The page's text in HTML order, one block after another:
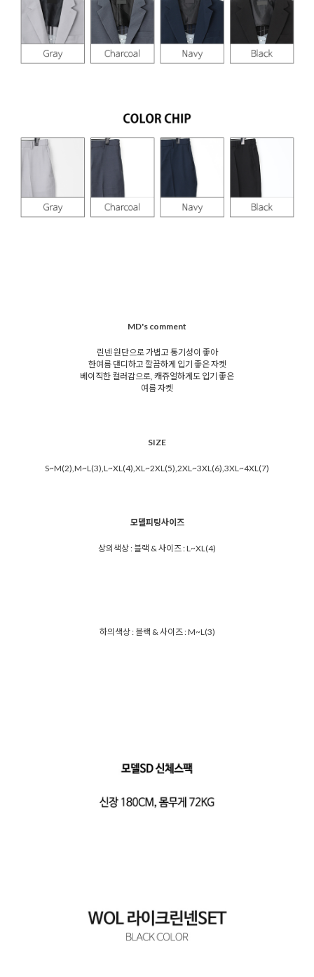
MD's comment
린넨 원단으로 가볍고 통기성이 좋아
한여름 댄디하고 깔끔하게 입기 좋은 자켓
베이직한 컬러감으로, 캐쥬얼하게도 입기 좋은
여름 자켓
SIZE
S~M(2),M~L(3),L~XL(4),XL~2XL(5),2XL~3XL(6),3XL~4XL(7)
모델피팅사이즈
상의색상 : 블랙 & 사이즈 : L~XL(4)
하의색상 : 블랙 & 사이즈 : M~L(3)